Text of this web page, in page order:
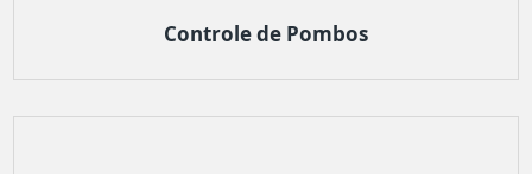
Controle de Pombos